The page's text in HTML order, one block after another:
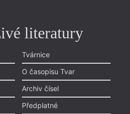
literatury
Tvárnice
O časopisu Tvar
Archiv čísel
Předplatné